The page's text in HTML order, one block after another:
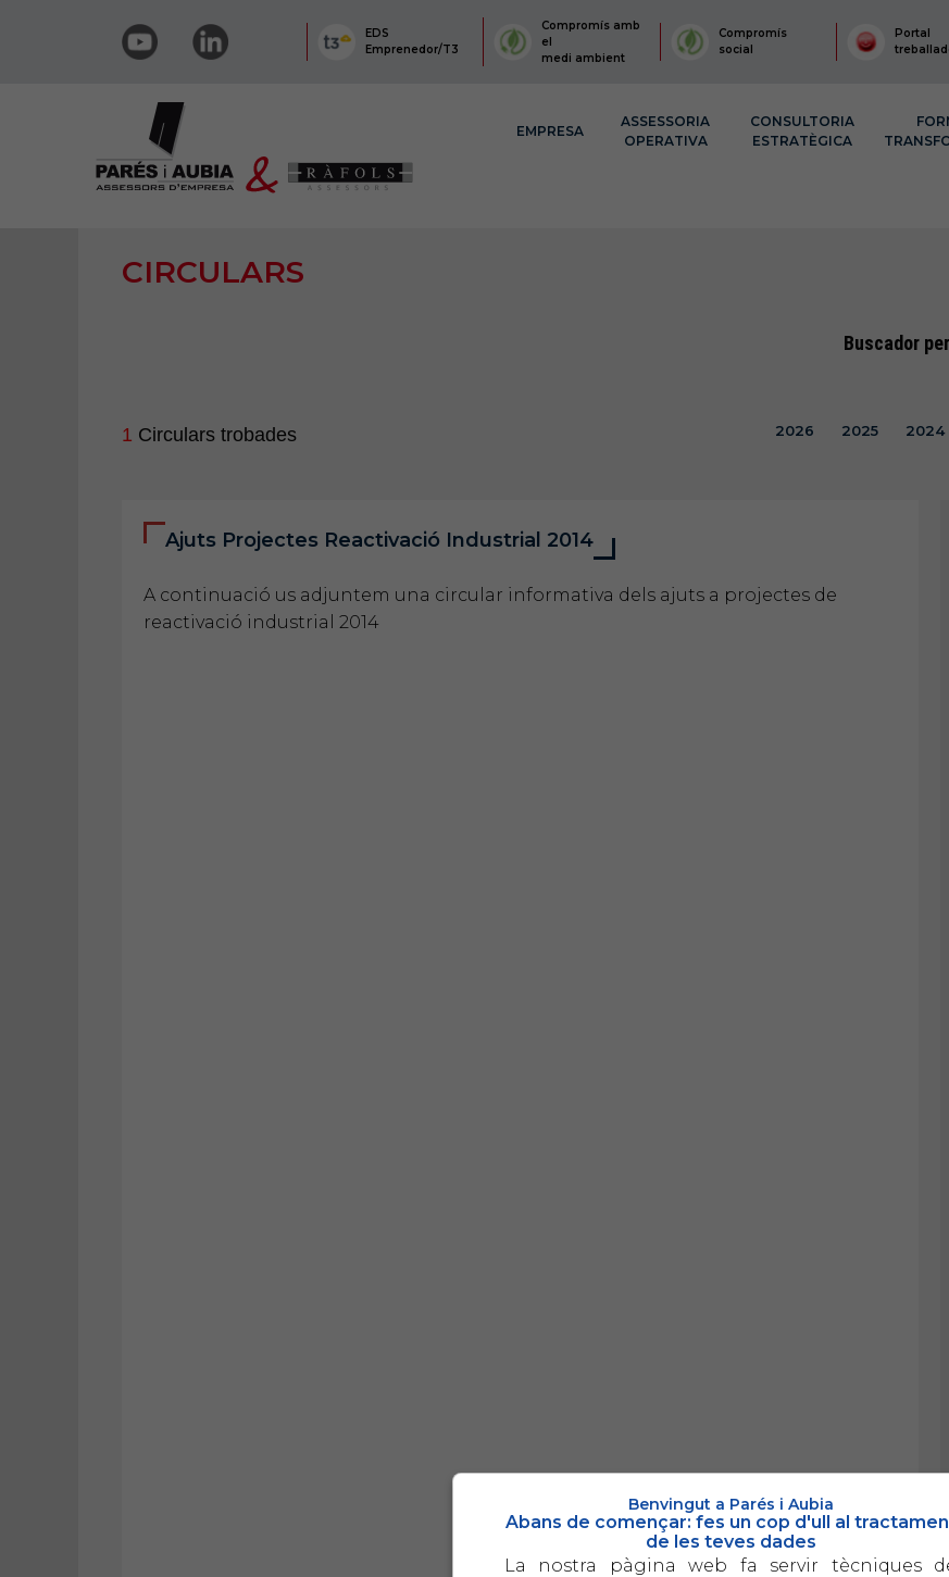
EDS
Emprenedor/T3
Compromís amb
el
medi ambient
Compromís
social
Portal
EMPRESA
ASSESSORIA
OPERATIVA
CONSULTORIA
ESTRATÈGICA
CIRCULARS
Buscador
1 Circulars trobades 2026 2025 2024
Ajuts Projectes Reactivació Industrial 2014
A continuació us adjuntem una circular informativa dels ajuts a projectes de
reactivació industrial 2014
Benvingut a Parés i Aubia
Abans de començar: fes un cop d'ull al
de les teves dades
La nostra pàgina web fa servir tècniques